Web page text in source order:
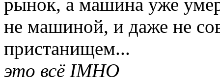
не машиной, и даже не
пристанищем...
это всё IMHO